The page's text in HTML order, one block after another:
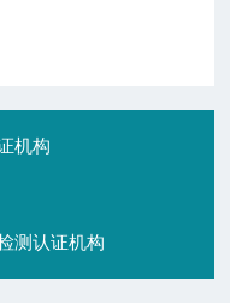
机构
测认证机构